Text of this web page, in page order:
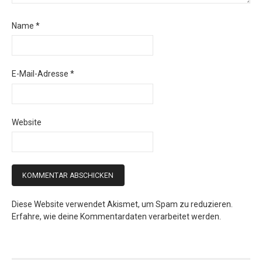
Name *
E-Mail-Adresse *
Website
Diese Website verwendet Akismet, um Spam zu reduzieren.
Erfahre, wie deine Kommentardaten verarbeitet werden.